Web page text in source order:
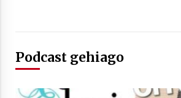
2021/07/03
Podcast gehiago